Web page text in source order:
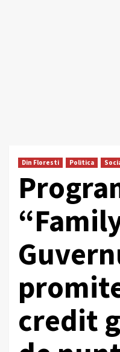
Din Floresti Politica
credit